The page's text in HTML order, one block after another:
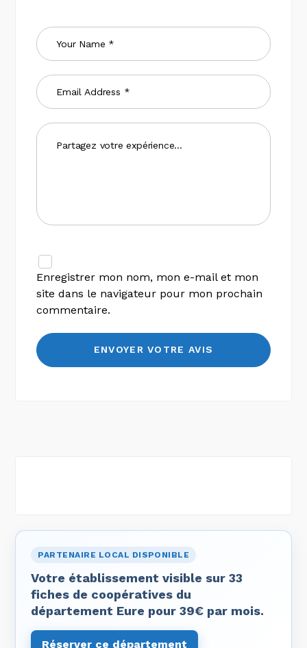
Enregistrer mon nom, mon e-mail et mon
site dans le navigateur pour mon prochain
commentaire.
PARTENAIRE LOCAL DISPONIBLE
Votre établissement visible sur 33
fiches de coopératives du
département Eure pour 39€ par mois.
Réserver ce département